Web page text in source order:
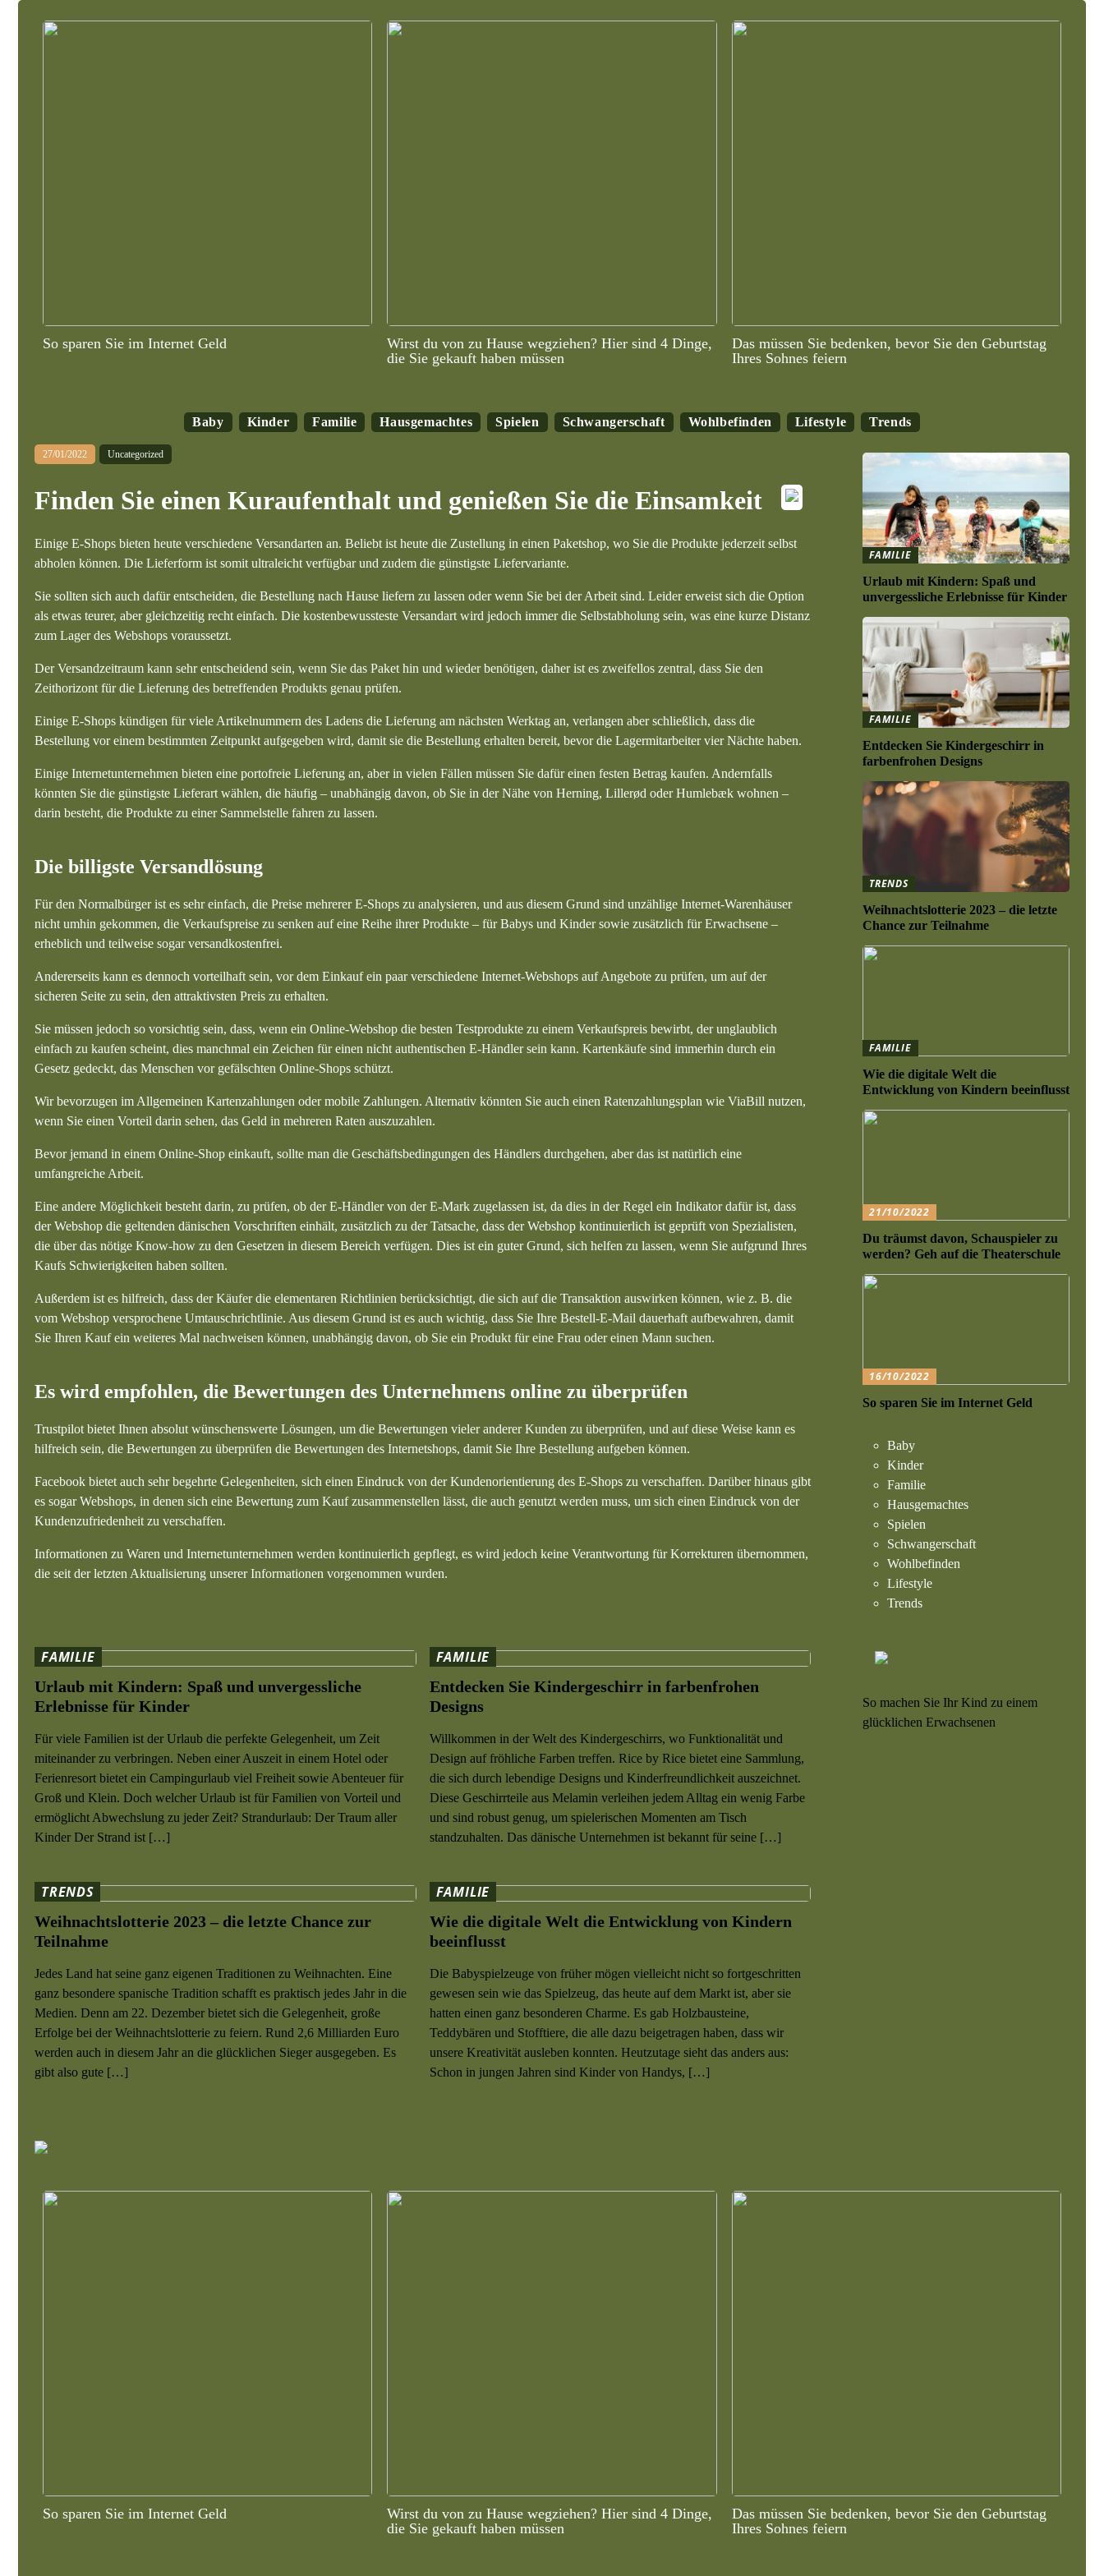
So sparen Sie im Internet Geld
Wirst du von zu Hause wegziehen? Hier sind 4 Dinge,
die Sie gekauft haben müssen
Das müssen Sie bedenken, bevor Sie den Geburtstag
Ihres Sohnes feiern
Baby Kinder Familie Hausgemachtes Spielen Schwangerschaft Wohlbefinden Lifestyle Trends
27/01/2022 Uncategorized
Finden Sie einen Kuraufenthalt und genießen Sie die Einsamkeit
Einige E-Shops bieten heute verschiedene Versandarten an. Beliebt ist heute die Zustellung in einen Paketshop, wo Sie die Produkte jederzeit selbst
abholen können. Die Lieferform ist somit ultraleicht verfügbar und zudem die günstigste Liefervariante.
Sie sollten sich auch dafür entscheiden, die Bestellung nach Hause liefern zu lassen oder wenn Sie bei der Arbeit sind. Leider erweist sich die Option
als etwas teurer, aber gleichzeitig recht einfach. Die kostenbewussteste Versandart wird jedoch immer die Selbstabholung sein, was eine kurze Distanz
zum Lager des Webshops voraussetzt.
Der Versandzeitraum kann sehr entscheidend sein, wenn Sie das Paket hin und wieder benötigen, daher ist es zweifellos zentral, dass Sie den
Zeithorizont für die Lieferung des betreffenden Produkts genau prüfen.
Einige E-Shops kündigen für viele Artikelnummern des Ladens die Lieferung am nächsten Werktag an, verlangen aber schließlich, dass die
Bestellung vor einem bestimmten Zeitpunkt aufgegeben wird, damit sie die Bestellung erhalten bereit, bevor die Lagermitarbeiter vier Nächte haben.
Einige Internetunternehmen bieten eine portofreie Lieferung an, aber in vielen Fällen müssen Sie dafür einen festen Betrag kaufen. Andernfalls
könnten Sie die günstigste Lieferart wählen, die häufig – unabhängig davon, ob Sie in der Nähe von Herning, Lillerød oder Humlebæk wohnen –
darin besteht, die Produkte zu einer Sammelstelle fahren zu lassen.
Die billigste Versandlösung
Für den Normalbürger ist es sehr einfach, die Preise mehrerer E-Shops zu analysieren, und aus diesem Grund sind unzählige Internet-Warenhäuser
nicht umhin gekommen, die Verkaufspreise zu senken auf eine Reihe ihrer Produkte – für Babys und Kinder sowie zusätzlich für Erwachsene –
erheblich und teilweise sogar versandkostenfrei.
Andererseits kann es dennoch vorteilhaft sein, vor dem Einkauf ein paar verschiedene Internet-Webshops auf Angebote zu prüfen, um auf der
sicheren Seite zu sein, den attraktivsten Preis zu erhalten.
Sie müssen jedoch so vorsichtig sein, dass, wenn ein Online-Webshop die besten Testprodukte zu einem Verkaufspreis bewirbt, der unglaublich
einfach zu kaufen scheint, dies manchmal ein Zeichen für einen nicht authentischen E-Händler sein kann. Kartenkäufe sind immerhin durch ein
Gesetz gedeckt, das Menschen vor gefälschten Online-Shops schützt.
Wir bevorzugen im Allgemeinen Kartenzahlungen oder mobile Zahlungen. Alternativ könnten Sie auch einen Ratenzahlungsplan wie ViaBill nutzen,
wenn Sie einen Vorteil darin sehen, das Geld in mehreren Raten auszuzahlen.
Bevor jemand in einem Online-Shop einkauft, sollte man die Geschäftsbedingungen des Händlers durchgehen, aber das ist natürlich eine
umfangreiche Arbeit.
Eine andere Möglichkeit besteht darin, zu prüfen, ob der E-Händler von der E-Mark zugelassen ist, da dies in der Regel ein Indikator dafür ist, dass
der Webshop die geltenden dänischen Vorschriften einhält, zusätzlich zu der Tatsache, dass der Webshop kontinuierlich ist geprüft von Spezialisten,
die über das nötige Know-how zu den Gesetzen in diesem Bereich verfügen. Dies ist ein guter Grund, sich helfen zu lassen, wenn Sie aufgrund Ihres
Kaufs Schwierigkeiten haben sollten.
Außerdem ist es hilfreich, dass der Käufer die elementaren Richtlinien berücksichtigt, die sich auf die Transaktion auswirken können, wie z. B. die
vom Webshop versprochene Umtauschrichtlinie. Aus diesem Grund ist es auch wichtig, dass Sie Ihre Bestell-E-Mail dauerhaft aufbewahren, damit
Sie Ihren Kauf ein weiteres Mal nachweisen können, unabhängig davon, ob Sie ein Produkt für eine Frau oder einen Mann suchen.
Es wird empfohlen, die Bewertungen des Unternehmens online zu überprüfen
Trustpilot bietet Ihnen absolut wünschenswerte Lösungen, um die Bewertungen vieler anderer Kunden zu überprüfen, und auf diese Weise kann es
hilfreich sein, die Bewertungen zu überprüfen die Bewertungen des Internetshops, damit Sie Ihre Bestellung aufgeben können.
Facebook bietet auch sehr begehrte Gelegenheiten, sich einen Eindruck von der Kundenorientierung des E-Shops zu verschaffen. Darüber hinaus gibt
es sogar Webshops, in denen sich eine Bewertung zum Kauf zusammenstellen lässt, die auch genutzt werden muss, um sich einen Eindruck von der
Kundenzufriedenheit zu verschaffen.
Informationen zu Waren und Internetunternehmen werden kontinuierlich gepflegt, es wird jedoch keine Verantwortung für Korrekturen übernommen,
die seit der letzten Aktualisierung unserer Informationen vorgenommen wurden.
FAMILIE
Urlaub mit Kindern: Spaß und unvergessliche
Erlebnisse für Kinder
Für viele Familien ist der Urlaub die perfekte Gelegenheit, um Zeit
miteinander zu verbringen. Neben einer Auszeit in einem Hotel oder
Ferienresort bietet ein Campingurlaub viel Freiheit sowie Abenteuer für
Groß und Klein. Doch welcher Urlaub ist für Familien von Vorteil und
ermöglicht Abwechslung zu jeder Zeit? Strandurlaub: Der Traum aller
Kinder Der Strand ist […]
FAMILIE
Entdecken Sie Kindergeschirr in farbenfrohen
Designs
Willkommen in der Welt des Kindergeschirrs, wo Funktionalität und
Design auf fröhliche Farben treffen. Rice by Rice bietet eine Sammlung,
die sich durch lebendige Designs und Kinderfreundlichkeit auszeichnet.
Diese Geschirrteile aus Melamin verleihen jedem Alltag ein wenig Farbe
und sind robust genug, um spielerischen Momenten am Tisch
standzuhalten. Das dänische Unternehmen ist bekannt für seine […]
TRENDS
Weihnachtslotterie 2023 – die letzte Chance zur
Teilnahme
Jedes Land hat seine ganz eigenen Traditionen zu Weihnachten. Eine
ganz besondere spanische Tradition schafft es praktisch jedes Jahr in die
Medien. Denn am 22. Dezember bietet sich die Gelegenheit, große
Erfolge bei der Weihnachtslotterie zu feiern. Rund 2,6 Milliarden Euro
werden auch in diesem Jahr an die glücklichen Sieger ausgegeben. Es
gibt also gute […]
FAMILIE
Wie die digitale Welt die Entwicklung von Kindern
beeinflusst
Die Babyspielzeuge von früher mögen vielleicht nicht so fortgeschritten
gewesen sein wie das Spielzeug, das heute auf dem Markt ist, aber sie
hatten einen ganz besonderen Charme. Es gab Holzbausteine,
Teddybären und Stofftiere, die alle dazu beigetragen haben, dass wir
unsere Kreativität ausleben konnten. Heutzutage sieht das anders aus:
Schon in jungen Jahren sind Kinder von Handys, […]
FAMILIE
Urlaub mit Kindern: Spaß und
unvergessliche Erlebnisse für Kinder
FAMILIE
Entdecken Sie Kindergeschirr in
farbenfrohen Designs
TRENDS
Weihnachtslotterie 2023 – die letzte
Chance zur Teilnahme
FAMILIE
Wie die digitale Welt die
Entwicklung von Kindern beeinflusst
21/10/2022
Du träumst davon, Schauspieler zu
werden? Geh auf die Theaterschule
16/10/2022
So sparen Sie im Internet Geld
Baby
Kinder
Familie
Hausgemachtes
Spielen
Schwangerschaft
Wohlbefinden
Lifestyle
Trends
So machen Sie Ihr Kind zu einem
glücklichen Erwachsenen
So sparen Sie im Internet Geld
Wirst du von zu Hause wegziehen? Hier sind 4 Dinge,
die Sie gekauft haben müssen
Das müssen Sie bedenken, bevor Sie den Geburtstag
Ihres Sohnes feiern